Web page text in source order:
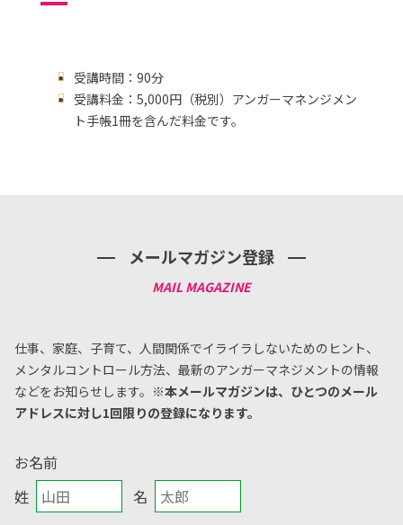
受講時間：90分
受講料金：5,000円（税別）アンガーマネンジメン
ト手帳1冊を含んだ料金です。
メールマガジン登録
仕事、家庭、子育て、人間関係でイライラしないためのヒント、
メンタルコントロール方法、 最新のアンガーマネジメントの情報
などをお知らせします。 ※本メールマガジンは、ひとつのメール
アドレスに対し1回限りの登録になります。
お名前
姓
名